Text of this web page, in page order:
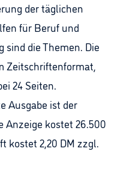
der täglichen
für Beruf und
sind die Themen. Die
Zeitschriftenformat,
24 Seiten.
Ausgabe ist der
Anzeige kostet 26.500
kostet 2,20 DM zzgl.